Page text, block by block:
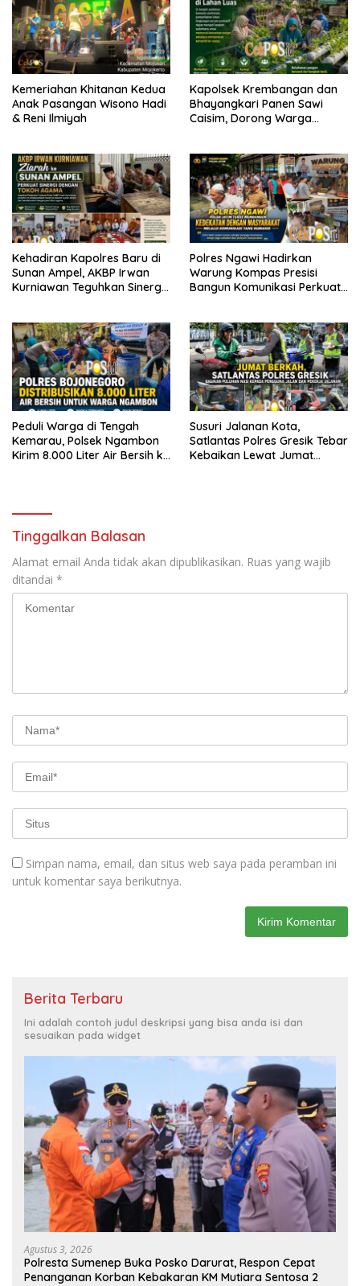
Kemeriahan Khitanan Kedua
Anak Pasangan Wisono Hadi
& Reni Ilmiyah
Kapolsek Krembangan dan
Bhayangkari Panen Sawi
Caisim, Dorong Warga
Kehadiran Kapolres Baru di
Sunan Ampel, AKBP Irwan
Kurniawan Teguhkan Sinergi
Polres Ngawi Hadirkan
Warung Kompas Presisi
Bangun Komunikasi Perkuat
Peduli Warga di Tengah
Kemarau, Polsek Ngambon
Kirim 8.000 Liter Air Bersih ke
Susuri Jalanan Kota,
Satlantas Polres Gresik Tebar
Kebaikan Lewat Jumat
Tinggalkan Balasan
Alamat email Anda tidak akan dipublikasikan. Ruas yang wajib
ditandai *
Simpan nama, email, dan situs web saya pada peramban ini
untuk komentar saya berikutnya.
Berita Terbaru
Ini adalah contoh judul deskripsi yang bisa anda isi dan
sesuaikan pada widget
Agustus 3, 2026
Polresta Sumenep Buka Posko Darurat, Respon Cepat
Penanganan Korban Kebakaran KM Mutiara Sentosa 2